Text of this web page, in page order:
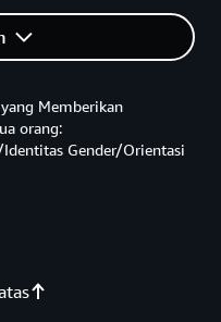
Memberikan
orang:
Gender/Orientasi